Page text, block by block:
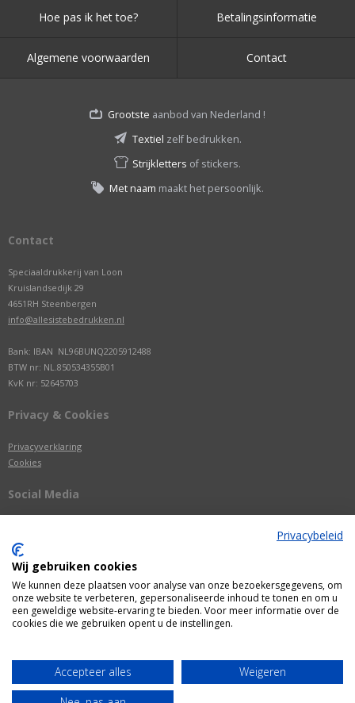
Hoe pas ik het toe? Betalingsinformatie
Algemene voorwaarden Contact
Grootste aanbod van Nederland !
Textiel zelf bedrukken.
Strijkletters of stickers.
Met naam maakt het persoonlijk.
Contact
Speciaaldrukkerij van Loon
Kruislandsedijk 29
4651RH Steenbergen
info@allesistebedrukken.nl
Bank: IBAN NL96BUNQ2205912488
BTW nr: NL.850534355B01
KvK nr: 52645703
Privacy & Cookies
Privacyverklaring
Cookies
Social Media
Webshop door
Privacybeleid
Wij gebruiken cookies
We kunnen deze plaatsen voor analyse van onze bezoekersgegevens, om
onze website te verbeteren, gepersonaliseerde inhoud te tonen en om u
een geweldige website-ervaring te bieden. Voor meer informatie over de
cookies die we gebruiken opent u de instellingen.
Accepteer alles
Weigeren